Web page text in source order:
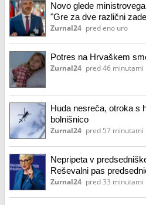
Novo glede
"Gre za dve različni
Zurnal24 pred eno uro
Potres na Hrvaškem
Zurnal24 pred 46 minutami
Huda nesreča, otroka s
bolnišnico
Zurnal24 pred 57 minutami
Nepripeta v
Reševalni pas
Zurnal24 pred 33 minutami